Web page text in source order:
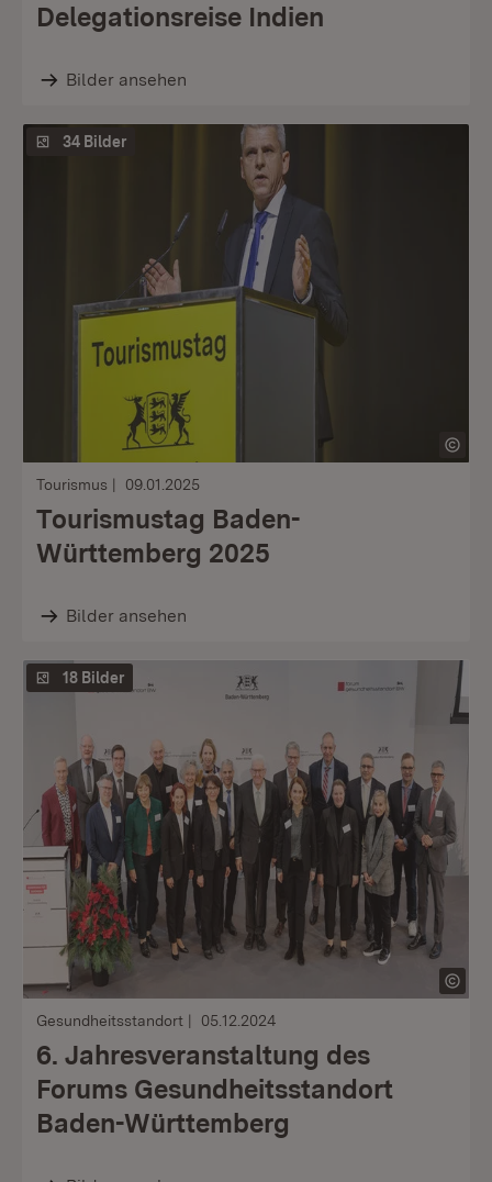
Delegationsreise Indien
Bilder ansehen
34 Bilder
Tourismus 09.01.2025
Tourismustag Baden-
Württemberg 2025
Bilder ansehen
18 Bilder
Gesundheitsstandort 05.12.2024
6. Jahresveranstaltung des
Forums Gesundheitsstandort
Baden-Württemberg